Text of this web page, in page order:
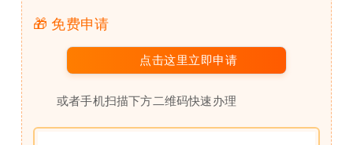
🎁 免费申请
点击这里立即申请
或者手机扫描下方二维码快速办理